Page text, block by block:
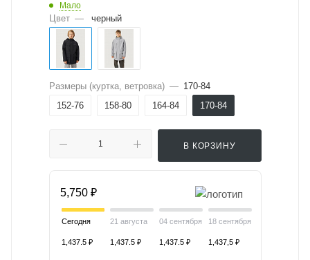
Мало
Цвет — черный
Размеры (куртка, ветровка) — 170-84
152-76
158-80 164-84 170-84
В КОРЗИНУ
5,750 ₽
Сегодня
1,437.5 ₽
21 августа
1,437.5 ₽
04 сентября
1,437.5 ₽
18 сентября
1,437,5 ₽